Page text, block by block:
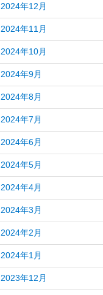
2024年12月
2024年11月
2024年10月
2024年9月
2024年8月
2024年7月
2024年6月
2024年5月
2024年4月
2024年3月
2024年2月
2024年1月
2023年12月